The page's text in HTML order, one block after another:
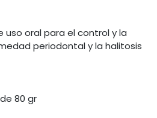
uso oral para el control y la
periodontal y la halitosis
80 gr